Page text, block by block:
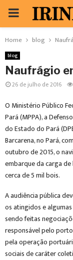
PRIMARY
MENU
Home blog
blog
Naufrágio
26 de julho de 2016
O Ministério Público
Pará (MPPA), a
do Estado do Pará
Barcarena, no Pará,
outubro de 2015, o
embarque da carga
cerca de 5 mil bois.
A audiência pública
os atingidos e
sendo feitas
responsável pelo
pela operação
sociais de caráter